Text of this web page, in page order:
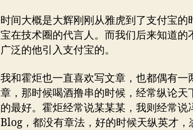
时间大概是大辉刚刚从雅虎到了支付宝的
宝在技术圈的代言人。而我们后来知道的
广泛的他引入支付宝的。
我和霍炬也一直喜欢写文章，也都偶有一
章，那时候喝酒撸串的时候，经常纵论天
的最好。霍炬经常说某某某，我则经常说
Blog，都没有章法，好的时候天纵英才